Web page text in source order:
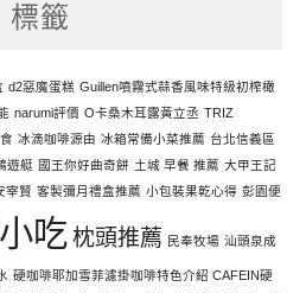
標籤
d2惡魔蛋糕 Guillen噴霧式蒜香風味特級初榨橄
narumi評價 O卡桑木耳露黃立丞 TRIZ
冰滴咖啡源由 冰箱常備小菜推薦 台北信義區
遊艇 國王你好曲奇餅 土城 早餐 推薦 大甲王記
宰賢 客製彌月禮盒推薦 小包裝果乾心得 彭園便
吃枕頭推薦 民奉牧場 汕頭泉成
硬咖啡耶加雪菲濾掛咖啡特色介紹 CAFEIN硬